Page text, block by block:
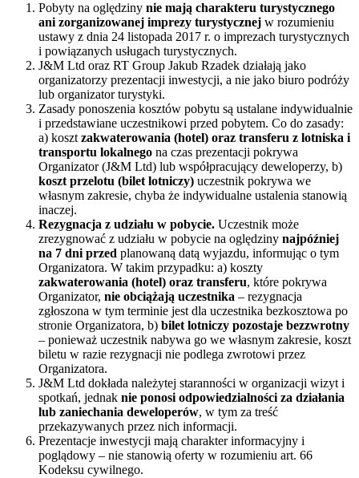
Pobyty na oględziny nie mają charakteru turystycznego
ani zorganizowanej imprezy turystycznej w rozumieniu
ustawy z dnia 24 listopada 2017 r. o imprezach turystycznych
i powiązanych usługach turystycznych.
J&M Ltd oraz RT Group Jakub Rzadek działają jako
organizatorzy prezentacji inwestycji, a nie jako biuro podróży
lub organizator turystyki.
Zasady ponoszenia kosztów pobytu są ustalane indywidualnie
i przedstawiane uczestnikowi przed pobytem. Co do zasady:
a) koszt zakwaterowania (hotel) oraz transferu z lotniska i
transportu lokalnego na czas prezentacji pokrywa
Organizator (J&M Ltd) lub współpracujący deweloperzy, b)
koszt przelotu (bilet lotniczy) uczestnik pokrywa we
własnym zakresie, chyba że indywidualne ustalenia stanowią
inaczej.
Rezygnacja z udziału w pobycie. Uczestnik może
zrezygnować z udziału w pobycie na oględziny najpóźniej
na 7 dni przed planowaną datą wyjazdu, informując o tym
Organizatora. W takim przypadku: a) koszty
zakwaterowania (hotel) oraz transferu, które pokrywa
Organizator, nie obciążają uczestnika – rezygnacja
zgłoszona w tym terminie jest dla uczestnika bezkosztowa po
stronie Organizatora, b) bilet lotniczy pozostaje bezzwrotny
– ponieważ uczestnik nabywa go we własnym zakresie, koszt
biletu w razie rezygnacji nie podlega zwrotowi przez
Organizatora.
J&M Ltd dokłada należytej staranności w organizacji wizyt i
spotkań, jednak nie ponosi odpowiedzialności za działania
lub zaniechania deweloperów, w tym za treść
przekazywanych przez nich informacji.
Prezentacje inwestycji mają charakter informacyjny i
poglądowy – nie stanowią oferty w rozumieniu art. 66
Kodeksu cywilnego.